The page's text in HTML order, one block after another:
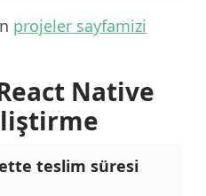
projeler sayfamizi
Native
teslim süresi